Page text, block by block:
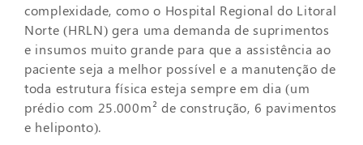
complexidade, como o Hospital Regional do Litoral
Norte (HRLN) gera uma demanda de suprimentos
e insumos muito grande para que a assistência ao
paciente seja a melhor possível e a manutenção de
toda estrutura física esteja sempre em dia (um
prédio com 25.000m² de construção, 6 pavimentos
e heliponto).